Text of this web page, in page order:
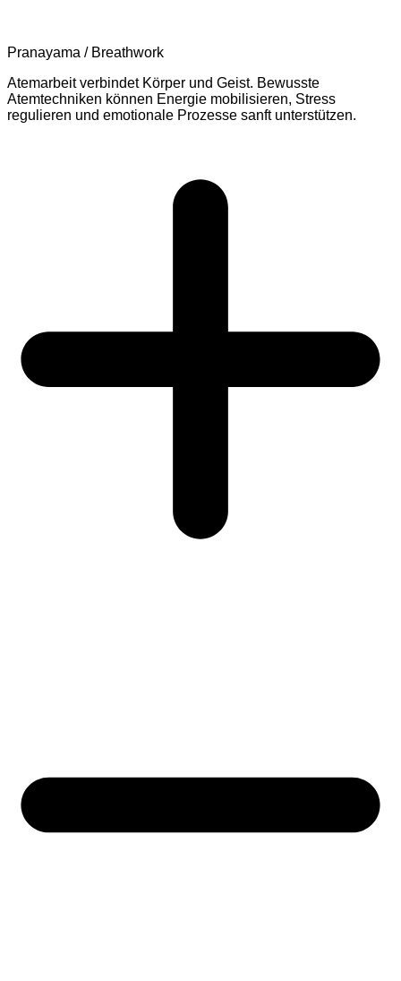
Pranayama / Breathwork
Atemarbeit verbindet Körper und Geist. Bewusste
Atemtechniken können Energie mobilisieren, Stress
regulieren und emotionale Prozesse sanft unterstützen.